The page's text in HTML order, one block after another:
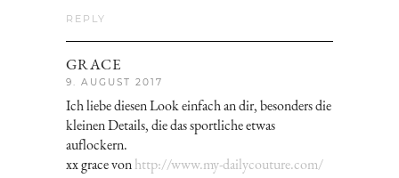
REPLY
GRACE
9. AUGUST 2017
Ich liebe diesen Look einfach an dir, besonders die
kleinen Details, die das sportliche etwas
auflockern.
xx grace vonhttp://www.my-dailycouture.com/